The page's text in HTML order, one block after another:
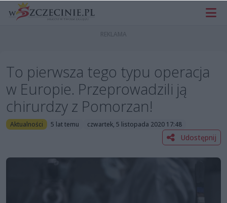
To pierwsza tego typu operacja
w Europie. Przeprowadzili ją
chirurdzy z Pomorzan!
Aktualności 5 lat temu czwartek, 5 listopada 2020 17:48
Udostępnij